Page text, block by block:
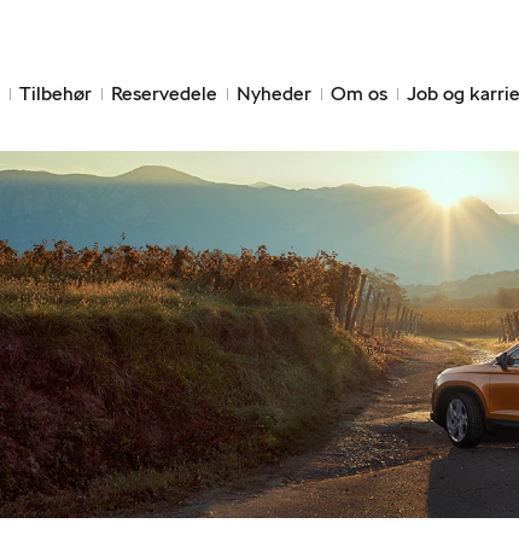
Tilbehør Reservedele Nyheder Om os Job og